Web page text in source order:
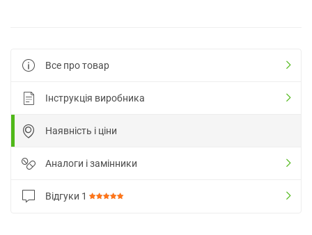
Все про товар
Інструкція виробника
Наявність і ціни
Аналоги і замінники
Відгуки 1